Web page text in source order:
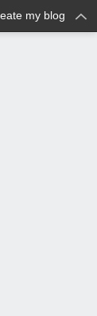
my blog